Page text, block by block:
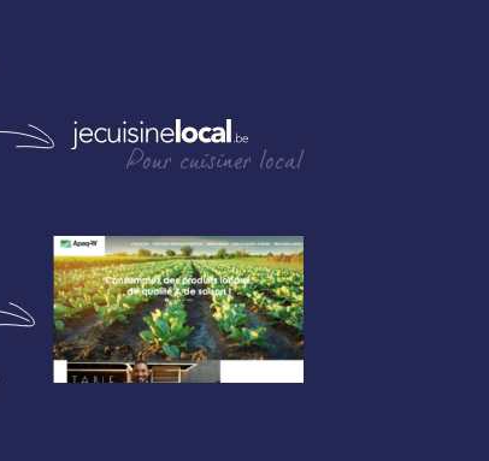
Pour cuisiner local